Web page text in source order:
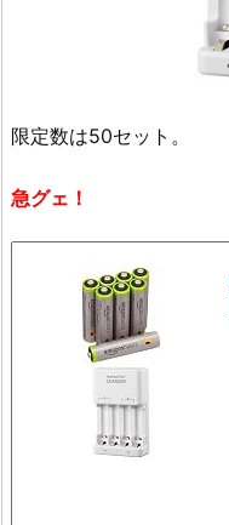
限定数は50セット。
急グェ！